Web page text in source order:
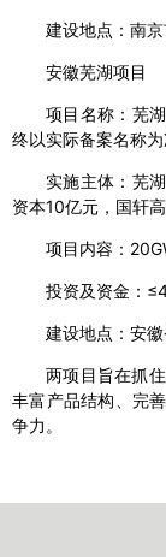
建设地点：南
安徽芜湖项目
项目名称：芜
终以实际备案名称为
实施主体：芜
资本10亿元，国轩高
项目内容：
投资及资金：
建设地点：安
两项目旨在抓
丰富产品结构、完
争力。